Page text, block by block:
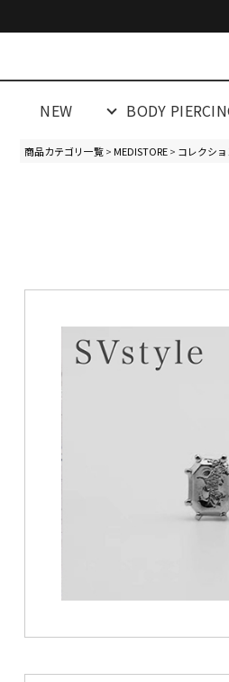
NEW BODY
商品カテゴリ一覧>MEDISTORE> コレクショ